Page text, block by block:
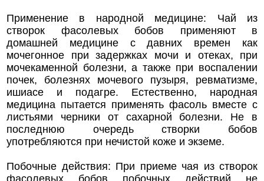
Применение в народной медицине: Чай из
створок фасолевых бобов применяют в
домашней медицине с давних времен как
мочегонное при задержках мочи и отеках, при
мочекаменной болезни, а также при воспалении
почек, болезнях мочевого пузыря, ревматизме,
ишиасе и подагре. Естественно, народная
медицина пытается применять фасоль вместе с
листьями черники от сахарной болезни. Не в
последнюю очередь створки бобов
употребляются при нечистой коже и экземе.
Побочные действия: При приеме чая из створок
фасолевых бобов побочных действий не